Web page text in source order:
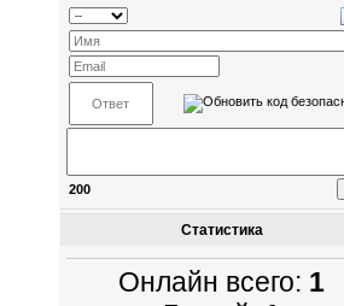
200
Статистика
Онлайн всего: 1